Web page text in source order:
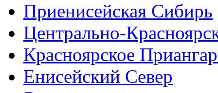
Приенисейская Сибирь
Центрально-
Красноярское
Енисейский Север